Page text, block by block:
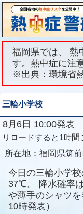
福岡県では、 熱
す。熱中症に注
※出典：環境省
三輪小学校
8月6日 10:00発表
リロードすると1時間
所在地： 福岡県筑
今日の三輪小学
37℃。
降水確率
や薄手のシャツ
10時発表）